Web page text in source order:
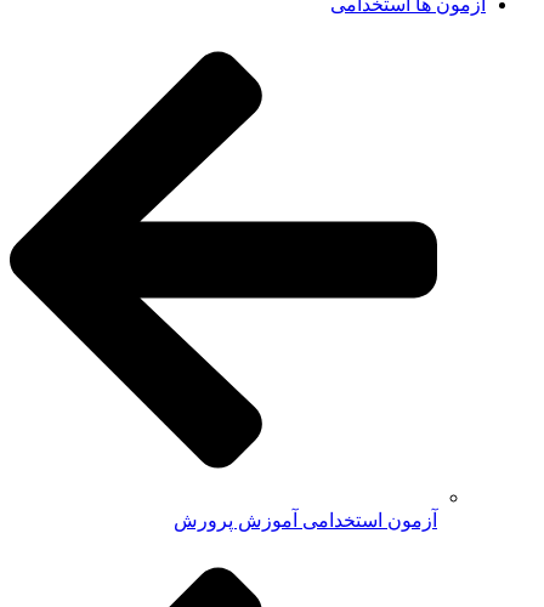
آزمون استخدامی آموزش پرورش